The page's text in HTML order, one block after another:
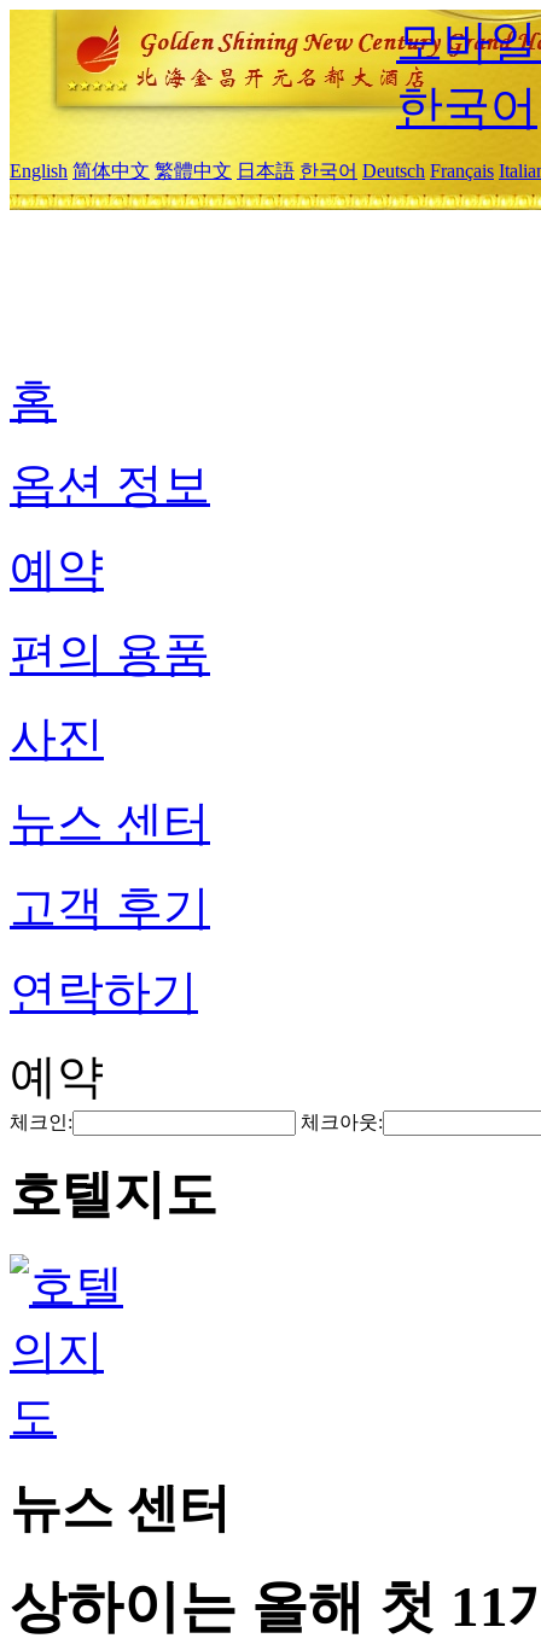
모바
한국어
English 简体中文 繁體中文 日本語 한국어 Deutsch Français
홈
옵션 정보
예약
편의 용품
사진
뉴스 센터
고객 후기
연락하기
예약
체크인: 체크아웃:
호텔지도
뉴스 센터
상하이는 올해 첫 11